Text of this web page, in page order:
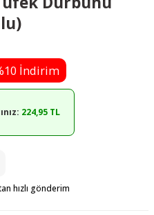
İndirim
224,95 TL
hızlı gönderim